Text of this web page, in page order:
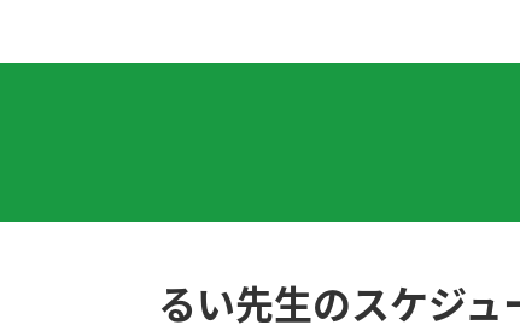
你的25分钟的课对我来说是1分钟的感觉
谢谢您给我上课。今天也我们有聊天沟通
谢谢您的课。下次再见！( 男性 )
るい先生のスケジュ